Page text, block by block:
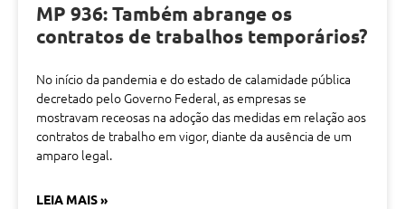
MP 936: Também abrange os
contratos de trabalhos temporários?
No início da pandemia e do estado de calamidade pública
decretado pelo Governo Federal, as empresas se
mostravam receosas na adoção das medidas em relação aos
contratos de trabalho em vigor, diante da ausência de um
amparo legal.
LEIA MAIS »